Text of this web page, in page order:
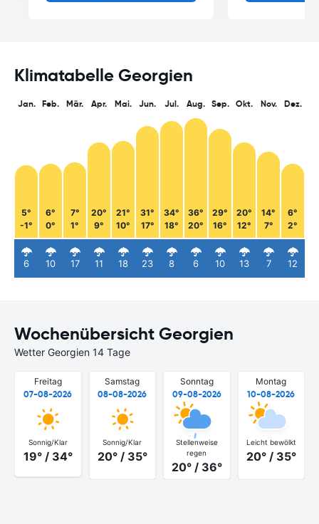
Klimatabelle Georgien
Jan.
5°
-1°
6
Feb.
6°
0°
10
Mär.
7°
1°
17
Apr.
20°
9°
11
Mai.
21°
10°
18
Jun.
31°
17°
23
Jul.
34°
18°
8
Aug.
36°
20°
6
Sep.
29°
16°
10
Okt.
20°
12°
13
Nov.
14°
7°
7
Dez.
6°
2°
12
Wochenübersicht Georgien
Wetter Georgien 14 Tage
Freitag
07-08-2026
Sonnig/Klar
19° / 34°
Samstag
08-08-2026
Sonnig/Klar
20° / 35°
Sonntag
09-08-2026
Stellenweise
regen
20° / 36°
Montag
10-08-2026
Leicht bewölkt
20° / 35°